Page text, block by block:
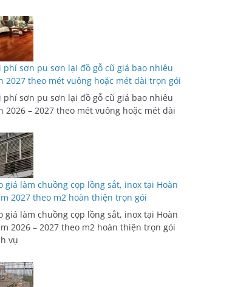
phí sơn pu sơn lại đồ gỗ cũ giá bao nhiêu
2027 theo mét vuông hoặc mét dài trọn gói
phí sơn pu sơn lại đồ gỗ cũ giá bao nhiêu
2026 – 2027 theo mét vuông hoặc mét dài
giá làm chuồng cọp lồng sắt, inox tại Hoàn
2027 theo m2 hoàn thiện trọn gói
giá làm chuồng cọp lồng sắt, inox tại Hoàn
2026 – 2027 theo m2 hoàn thiện trọn gói
vụ